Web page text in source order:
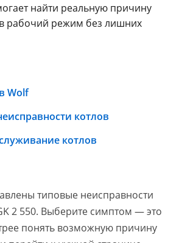
найти реальную причину
в рабочий режим без лишних
Wolf
котлов
котлов
типовые неисправности
2 550. Выберите симптом — это
понять возможную причину